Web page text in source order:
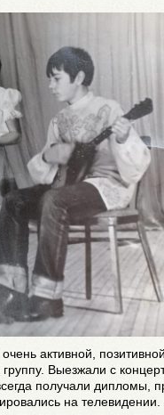
активной,
Выезжали с
получали дипломы,
на телевидении.